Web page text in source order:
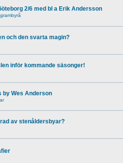
2/6 med bl a Erik Andersson
och den svarta magin?
inför kommande säsonger!
by Wes Anderson
av stenåldersbyar?